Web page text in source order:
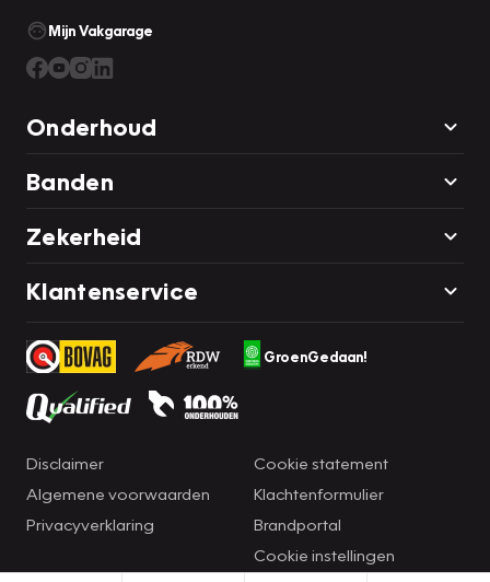
Mijn Vakgarage
Onderhoud
Banden
Zekerheid
Klantenservice
GroenGedaan!
Disclaimer
Algemene voorwaarden
Privacyverklaring
Cookie statement
Klachtenformulier
Brandportal
Cookie instellingen